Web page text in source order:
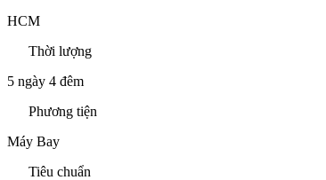
HCM
Thời lượng
5 ngày 4 đêm
Phương tiện
Máy Bay
Tiêu chuẩn